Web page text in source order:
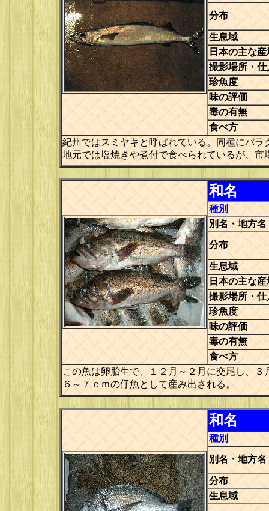
分布
生息域
日本の主な産
撮影場所・仕
珍魚度
味の評価
毒の有無
食べ方
紀州ではスミヤキと呼ばれている。同種にバラ
地元では塩焼きや煮付で食べられているが、
和名
種別
別名・地方名
分布
生息域
日本の主な産
撮影場所・仕
珍魚度
味の評価
毒の有無
食べ方
この魚は卵胎生で、１２月～２月に交尾し、
６～７ｃｍの仔魚として産み出される。
和名
種別
別名・地方名
分布
生息域